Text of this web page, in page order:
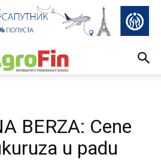
BERZA: Cene
u padu